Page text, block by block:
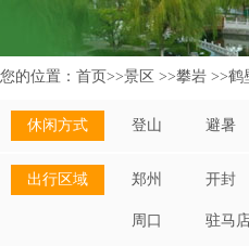
您的位置： 首页>>景区 >>攀岩 >>鹤
休闲方式 登山 避暑
出行区域 郑州 开封
周口 驻马